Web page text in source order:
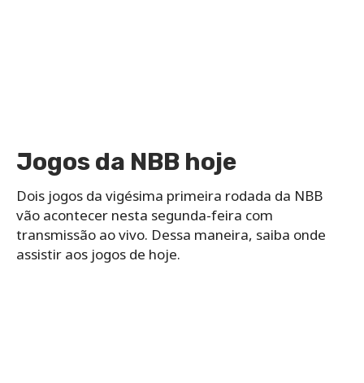
Jogos da NBB hoje
Dois jogos da vigésima primeira rodada da NBB
vão acontecer nesta segunda-feira com
transmissão ao vivo. Dessa maneira, saiba onde
assistir aos jogos de hoje.